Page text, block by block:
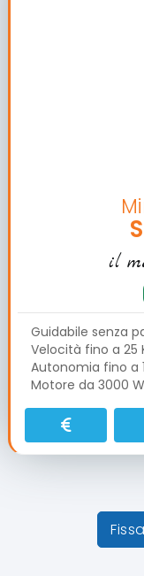
il
Guidabile senza
Velocità fino a 25
Autonomia fino a
Motore da 3000 W